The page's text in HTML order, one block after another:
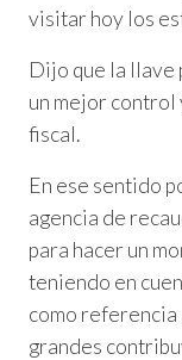
visitar hoy los
Dijo que la llave
un mejor control
fiscal.
En ese sentido
agencia de
para hacer un
teniendo en
como referencia
grandes